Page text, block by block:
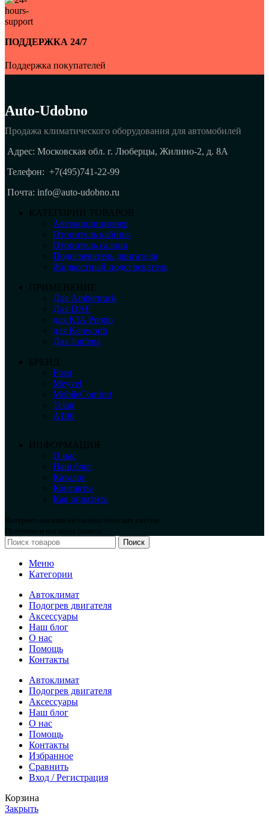
ПОДДЕРЖКА 24/7
Поддержка покупателей
Auto-Udobno
Продажа климатического оборудования для автомобилей
Адрес: Московская обл. г. Люберцы, Жилино-2, д. 8A
Телефон: +7(495)741-22-99
Почта: info@auto-udobno.ru
КАТЕГОРИИ ТОВАРОВ
Автокондиционер
Отопитель кабины
Отопитель салона
Подогреватель двигателя
Жидкостный подогреватель
ПРИМЕНЕНИЕ
Для Ambertruck
Для DAF
для KIA Pregio
для Kenworth
Для Junfeng
БРЕНД
Frost
Meyvel
MobileComfort
Telair
А100
ИНФОРМАЦИЯ
О нас
Наш блог
Каталог
Контакты
Как оплатить
Интернет-магазин автоклиматических систем.
Принимаем все виды оплаты.
Поиск
Меню
Категории
Автоклимат
Подогрев двигателя
Аксессуары
Наш блог
О нас
Помощь
Контакты
Автоклимат
Подогрев двигателя
Аксессуары
Наш блог
О нас
Помощь
Контакты
Избранное
Сравнить
Вход / Регистрация
Корзина
Закрыть